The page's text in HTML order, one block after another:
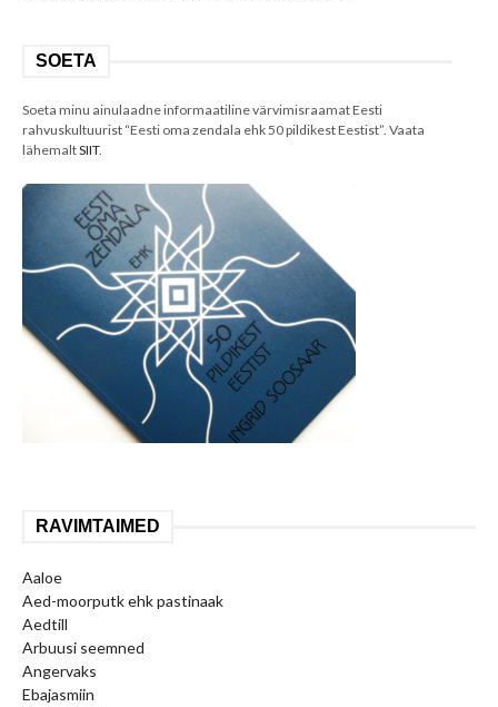
SOETA
Soeta minu ainulaadne informaatiline värvimisraamat Eesti
rahvuskultuurist “Eesti oma zendala ehk 50 pildikest Eestist”. Vaata
lähemaltSIIT.
RAVIMTAIMED
Aaloe
Aed-moorputk ehk pastinaak
Aedtill
Arbuusi seemned
Angervaks
Ebajasmiin